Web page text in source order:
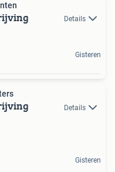
Details
Gisteren
Details
Gisteren